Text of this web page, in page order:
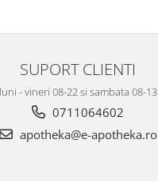
SUPORT CLIENTI
luni - vineri 08-22 si sambata 08-13
0711064602
apotheka@e-apotheka.ro